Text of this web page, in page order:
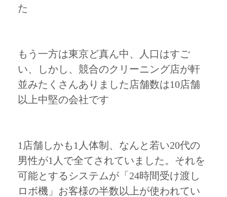
た
もう一方は東京ど真ん中、人口はすご
い、しかし、競合のクリーニング店が軒
並みたくさんありました店舗数は10店舗
以上中堅の会社です
1店舗しかも1人体制、なんと若い20代の
男性が1人で全てされていました。それを
可能とするシステムが「24時間受け渡し
ロボ機」お客様の半数以上が使われてい